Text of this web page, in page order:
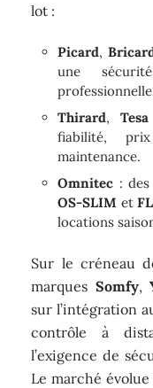
lot :
Picard,
une
Thirard,Tesa
fiabilité,
maintenance.
Omnitec :
OS-SLIM et
locations
Sur le créneau
marques Somfy,
sur l’intégration
contrôle à
l’exigence de
Le marché